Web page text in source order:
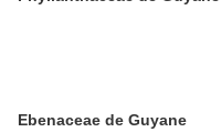
Ebenaceae de Guyane